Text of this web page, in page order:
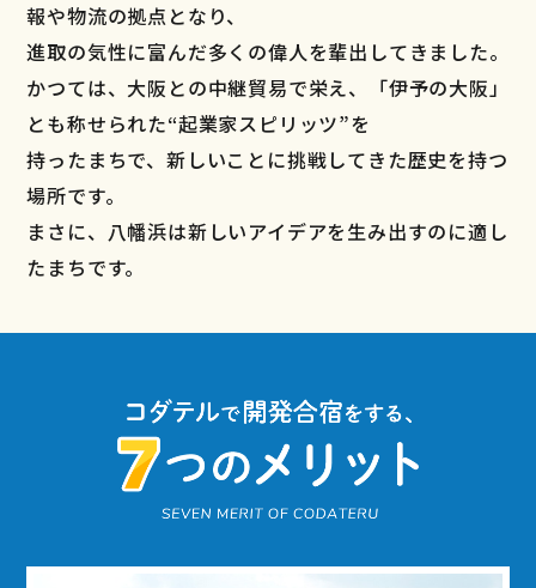
報や物流の拠点となり、
進取の気性に富んだ多くの偉⼈を輩出してきました。
かつては、⼤阪との中継貿易で栄え、「伊予の⼤阪」
とも称せられた“起業家スピリッツ”を
持ったまちで、新しいことに挑戦してきた歴史を持つ
場所です。
まさに、⼋幡浜は新しいアイデアを⽣み出すのに適し
たまちです。